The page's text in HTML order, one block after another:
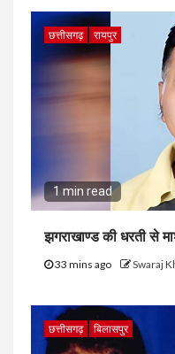
छत्तीसगढ़ रायपुर
1 min read
झगराखाण्ड की धरती से
33 mins ago Swaraj
छत्तीसगढ़ बिलासपुर